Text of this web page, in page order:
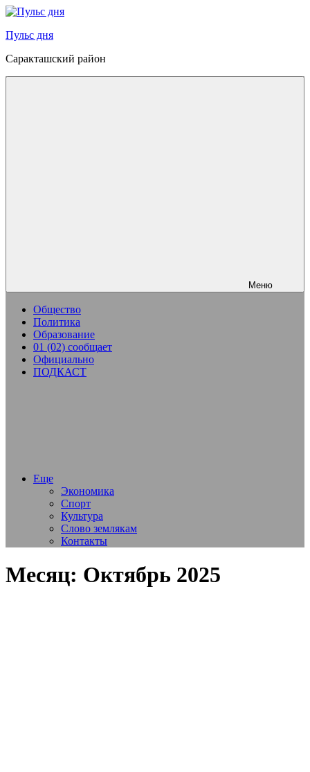
Перейти
содержимому
Пульс дня
Саракташский район
Меню
Общество
Политика
Образование
01 (02) сообщает
Официально
ПОДКАСТ
Еще
Экономика
Спорт
Культура
Слово землякам
Контакты
Месяц: Октябрь 2025